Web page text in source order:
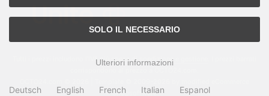
Tutti i prezzi includono l'IVA più spese di spedizione e gestione
Shopsoftware
SOLO IL NECESSARIO
Ulteriori informazioni
Deutsch English French Italian Espanol